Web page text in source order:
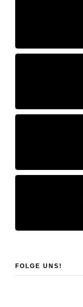
FOLGE UNS!